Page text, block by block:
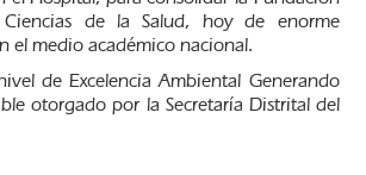
de la Salud, hoy de enorme
el medio académico nacional.
de Excelencia Ambiental Generando
otorgado por la Secretaría Distrital del